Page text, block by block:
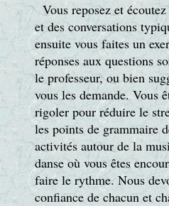
Vous reposez et
et des conversations
ensuite vous faites un
réponses aux questions
le professeur, ou bien
vous les demande. Vous
rigoler pour réduire le
les points de grammaire
activités autour de la
danse où vous êtes
faire le rythme. Nous
confiance de chacun et